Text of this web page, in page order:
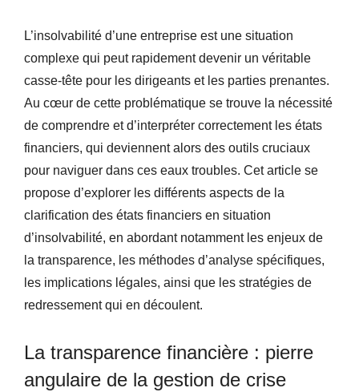
L’insolvabilité d’une entreprise est une situation
complexe qui peut rapidement devenir un véritable
casse-tête pour les dirigeants et les parties prenantes.
Au cœur de cette problématique se trouve la nécessité
de comprendre et d’interpréter correctement les états
financiers, qui deviennent alors des outils cruciaux
pour naviguer dans ces eaux troubles. Cet article se
propose d’explorer les différents aspects de la
clarification des états financiers en situation
d’insolvabilité, en abordant notamment les enjeux de
la transparence, les méthodes d’analyse spécifiques,
les implications légales, ainsi que les stratégies de
redressement qui en découlent.
La transparence financière : pierre
angulaire de la gestion de crise